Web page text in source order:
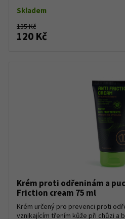
Skladem
135 Kč
120 Kč
Krém proti odřeninám a
Friction cream 75 ml
Krém určený pro prevenci proti
vznikajícím třením kůže při chůzi a